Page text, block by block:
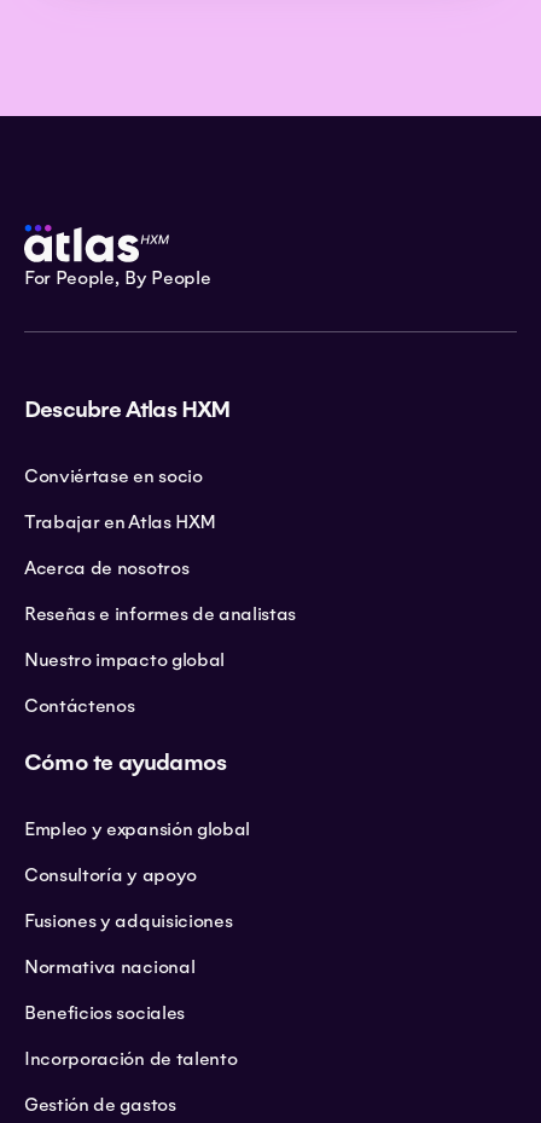
For People, By People
Descubre Atlas HXM
Conviértase en socio
Trabajar en Atlas HXM
Acerca de nosotros
Reseñas e informes de analistas
Nuestro impacto global
Contáctenos
Cómo te ayudamos
Empleo y expansión global
Consultoría y apoyo
Fusiones y adquisiciones
Normativa nacional
Beneficios sociales
Incorporación de talento
Gestión de gastos